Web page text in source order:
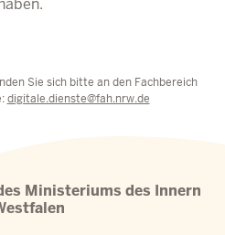
Sie sich bitte an den Fachbereich
digitale.dienste@fah.nrw.de
Ministeriums des Innern